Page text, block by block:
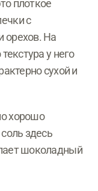
плоткое
с
орехов. На
у него
сухой и
хорошо
здесь
шоколадный